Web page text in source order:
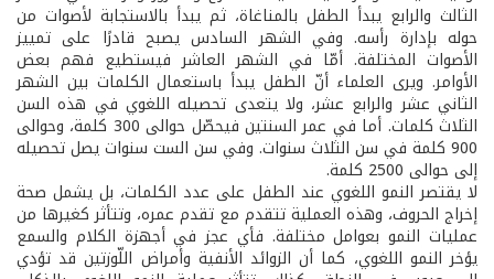
الثالث والرابع يبدأ الطفل بالمناغاة، ثم يبدأ بالاستجابة لأصوات من
حوله بإدارة رأسه. وفي الشهر السادس يصبح قادرًا على تمييز
الأصوات المختلفة. أمّا في الشهر العاشر فيستطيع فهم بعض
الأوامر. ويرى العلماء أنّ الطفل يبدأ باستعمال الكلمات بين الشهر
الثاني عشر والرابع عشر، ولا يتعدى تحصيله اللغوي في هذه السن
الثلاث كلمات. أما في عمر السنتين فيحصّل حوالى 300 كلمة، وحوالى
900 كلمة في سن الثلاث سنوات. وفي سن الست سنوات يصل تحصيله
إلى حوالى 2500 كلمة.
لا يقتصر النمو اللغوي عند الطفل على عدد الكلمات، بل يشمل صحة
إخراج الحروف، وهذه العملية تتقدم مع تقدم عمره، وتتأثر كغيرها من
عمليات النمو بعوامل مختلفة. فأي عجز في أجهزة الكلام والسمع
يؤخر النمو اللغوي، كما أن الزوائد الأنفية وأمراض اللّوزتين قد تؤدي